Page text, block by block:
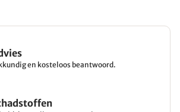
en kosteloos beantwoord.